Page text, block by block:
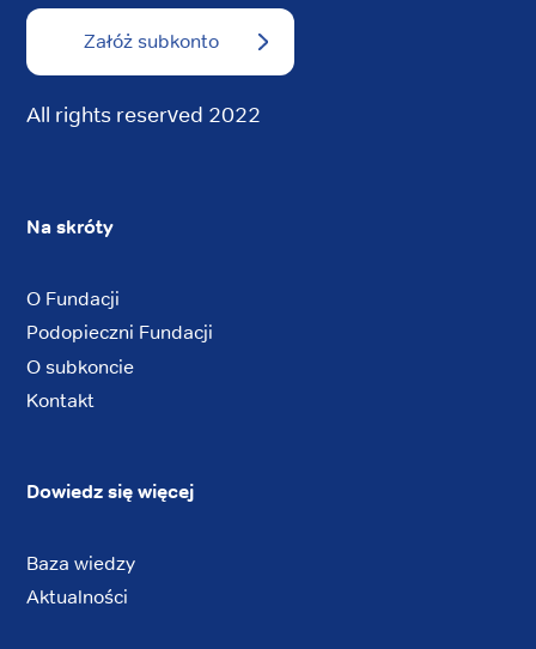
Załóż subkonto
All rights reserved 2022
Na skróty
O Fundacji
Podopieczni Fundacji
O subkoncie
Kontakt
Dowiedz się więcej
Baza wiedzy
Aktualności